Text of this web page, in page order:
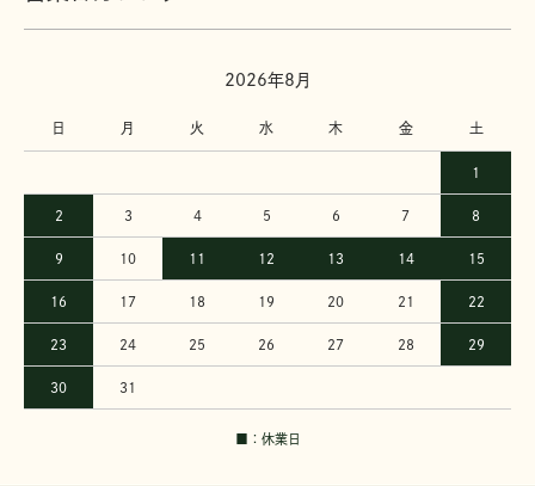
2026年8月
日 月 火 水 木 金 土
1
2 3 4 5 6 7 8
9 10 11 12 13 14 15
16 17 18 19 20 21 22
23 24 25 26 27 28 29
30 31
■：休業日